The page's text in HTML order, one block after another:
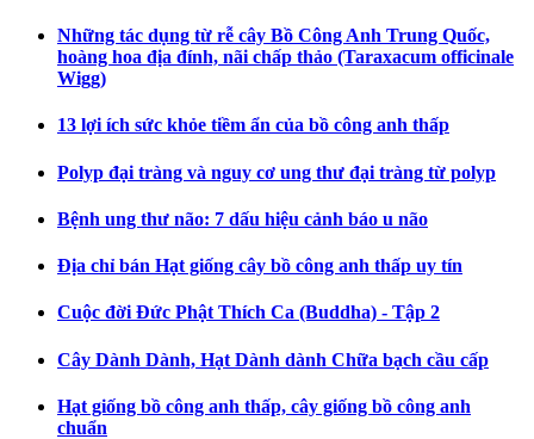
Những tác dụng từ rễ cây Bồ Công Anh Trung Quốc,
hoàng hoa địa đính, nãi chấp thảo (Taraxacum officinale
Wigg)
13 lợi ích sức khỏe tiềm ẩn của bồ công anh thấp
Polyp đại tràng và nguy cơ ung thư đại tràng từ polyp
Bệnh ung thư não: 7 dấu hiệu cảnh báo u não
Địa chỉ bán Hạt giống cây bồ công anh thấp uy tín
Cuộc đời Đức Phật Thích Ca (Buddha) - Tập 2
Cây Dành Dành, Hạt Dành dành Chữa bạch cầu cấp
Hạt giống bồ công anh thấp, cây giống bồ công anh
chuẩn